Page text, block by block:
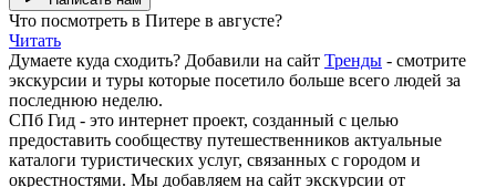
Что посмотреть в Питере в августе?
Читать
Думаете куда сходить? Добавили на сайт Тренды - смотрите
экскурсии и туры которые посетило больше всего людей за
последнюю неделю.
СПб Гид - это интернет проект, созданный с целью
предоставить сообществу путешественников актуальные
каталоги туристических услуг, связанных с городом и
окрестностями. Мы добавляем на сайт экскурсии от